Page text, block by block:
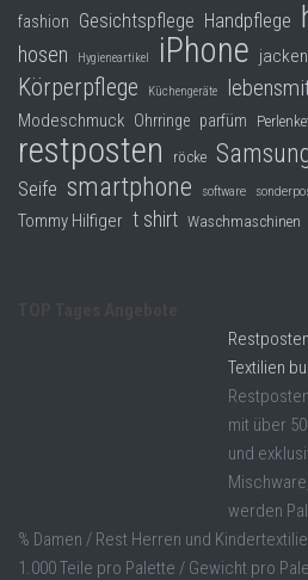
fashion Gesichtspflege Handpflege
hosen Hygieneartikel iPhone jacken
Körperpflege Küchengeräte
Modeschmuck Ohrringe parfüm
restposten röcke
Seife smartphone software
Tommy Hilfiger t shirt Waschmaschinen
Textilien
mit über
und
werden
% Damen / Rest Herren und
1.000 Teile pro Palette / Gewicht pro